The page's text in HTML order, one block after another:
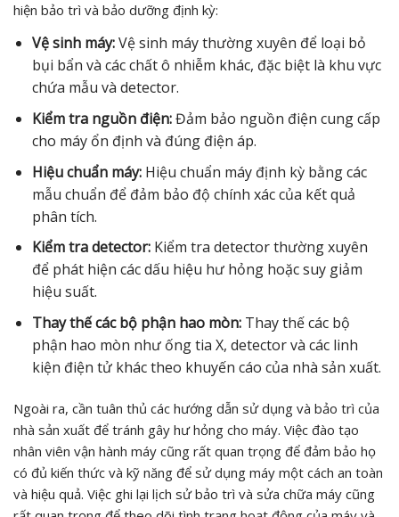
hiện bảo trì và bảo dưỡng định kỳ:
Vệ sinh máy:Vệ sinh máy thường xuyên để loại bỏ
bụi bẩn và các chất ô nhiễm khác, đặc biệt là khu vực
chứa mẫu và detector.
Kiểm tra nguồn điện:Đảm bảo nguồn điện cung cấp
cho máy ổn định và đúng điện áp.
Hiệu chuẩn máy:Hiệu chuẩn máy định kỳ bằng các
mẫu chuẩn để đảm bảo độ chính xác của kết quả
phân tích.
Kiểm tra detector:Kiểm tra detector thường xuyên
để phát hiện các dấu hiệu hư hỏng hoặc suy giảm
hiệu suất.
Thay thế các bộ phận hao mòn:Thay thế các bộ
phận hao mòn như ống tia X, detector và các linh
kiện điện tử khác theo khuyến cáo của nhà sản xuất.
Ngoài ra, cần tuân thủ các hướng dẫn sử dụng và bảo trì của
nhà sản xuất để tránh gây hư hỏng cho máy. Việc đào tạo
nhân viên vận hành máy cũng rất quan trọng để đảm bảo họ
có đủ kiến thức và kỹ năng để sử dụng máy một cách an toàn
và hiệu quả. Việc ghi lại lịch sử bảo trì và sửa chữa máy cũng